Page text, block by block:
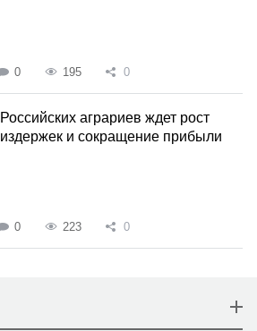
0 195 0
Российских аграриев ждет рост
издержек и сокращение прибыли
0 223 0